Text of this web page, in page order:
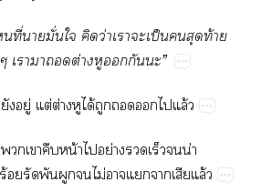
​​ั่​​​ว่​​​ป็​​​ท้​
ต่​​​​”
​ต่​ต่​​ได้​​​​​ล้
น้​​ย่​​​​น่​
​​​​​ไม่​​​​​ล้